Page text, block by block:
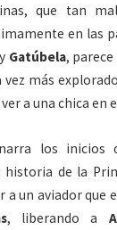
que tan
en las
Gatúbela,
vez más
a una chica en
los
de la
a un aviador que
, liberando a